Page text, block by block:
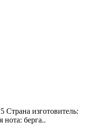
Страна изготовитель:
берга..